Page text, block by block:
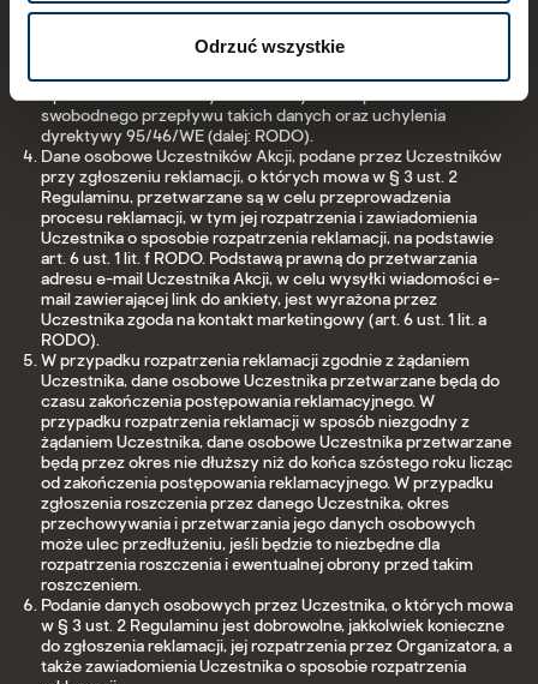
Odrzuć wszystkie
Dane osobowe Uczestników są przetwarzane na podstawie
powszechnie obowiązujących przepisów, w tym
rozporządzenia Parlamentu Europejskiego i Rady UE z dnia 27
kwietnia 2016 r. w sprawie ochrony osób fizycznych w związku
z przetwarzaniem danych osobowych i w sprawie
swobodnego przepływu takich danych oraz uchylenia
dyrektywy 95/46/WE (dalej: RODO).
Dane osobowe Uczestników Akcji, podane przez Uczestników
przy zgłoszeniu reklamacji, o których mowa w § 3 ust. 2
Regulaminu, przetwarzane są w celu przeprowadzenia
procesu reklamacji, w tym jej rozpatrzenia i zawiadomienia
Uczestnika o sposobie rozpatrzenia reklamacji, na podstawie
art. 6 ust. 1 lit. f RODO. Podstawą prawną do przetwarzania
adresu e-mail Uczestnika Akcji, w celu wysyłki wiadomości e-
mail zawierającej link do ankiety, jest wyrażona przez
Uczestnika zgoda na kontakt marketingowy (art. 6 ust. 1 lit. a
RODO).
W przypadku rozpatrzenia reklamacji zgodnie z żądaniem
Uczestnika, dane osobowe Uczestnika przetwarzane będą do
czasu zakończenia postępowania reklamacyjnego. W
przypadku rozpatrzenia reklamacji w sposób niezgodny z
żądaniem Uczestnika, dane osobowe Uczestnika przetwarzane
będą przez okres nie dłuższy niż do końca szóstego roku licząc
od zakończenia postępowania reklamacyjnego. W przypadku
zgłoszenia roszczenia przez danego Uczestnika, okres
przechowywania i przetwarzania jego danych osobowych
może ulec przedłużeniu, jeśli będzie to niezbędne dla
rozpatrzenia roszczenia i ewentualnej obrony przed takim
roszczeniem.
Podanie danych osobowych przez Uczestnika, o których mowa
w § 3 ust. 2 Regulaminu jest dobrowolne, jakkolwiek konieczne
do zgłoszenia reklamacji, jej rozpatrzenia przez Organizatora, a
także zawiadomienia Uczestnika o sposobie rozpatrzenia